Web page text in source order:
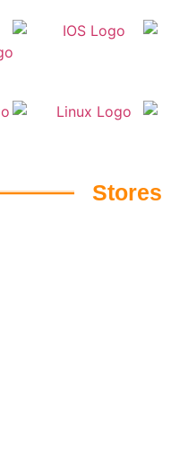
Stores